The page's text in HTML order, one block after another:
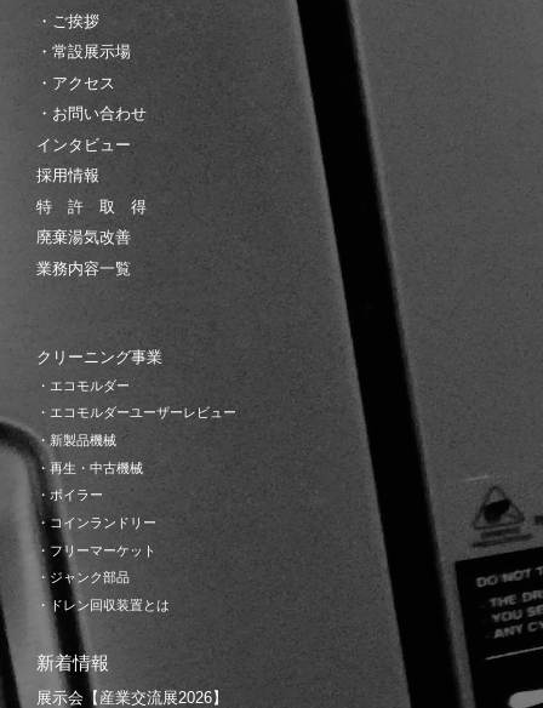
・ご挨拶
・常設展示場
・アクセス
・お問い合わせ
インタビュー
採用情報
特 許 取 得
廃棄湯気改善
業務内容一覧
クリーニング事業
・エコモルダー
・エコモルダーユーザーレビュー
・新製品機械
・再生・中古機械
・ボイラー
・コインランドリー
・フリーマーケット
・ジャンク部品
・ドレン回収装置とは
新着情報
展示会【産業交流展2026】